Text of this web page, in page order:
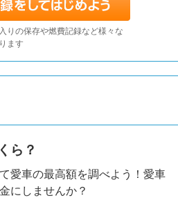
りの保存や燃費記録など様々な
ます
ら？
愛車の最高額を調べよう！愛車
にしませんか？